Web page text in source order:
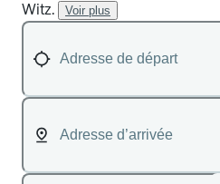
Witz.
Voir plus